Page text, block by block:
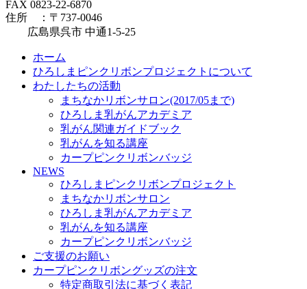
FAX 0823-22-6870
住所 ：〒737-0046
広島県呉市 中通1-5-25
ホーム
ひろしまピンクリボンプロジェクトについて
わたしたちの活動
まちなかリボンサロン(2017/05まで)
ひろしま乳がんアカデミア
乳がん関連ガイドブック
乳がんを知る講座
カープピンクリボンバッジ
NEWS
ひろしまピンクリボンプロジェクト
まちなかリボンサロン
ひろしま乳がんアカデミア
乳がんを知る講座
カープピンクリボンバッジ
ご支援のお願い
カープピンクリボングッズの注文
特定商取引法に基づく表記